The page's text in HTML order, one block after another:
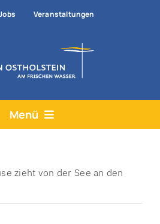
Veranstaltungen
Menü
Angebote
zieht von der See an den